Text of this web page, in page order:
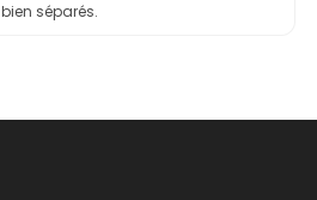
bien séparés.